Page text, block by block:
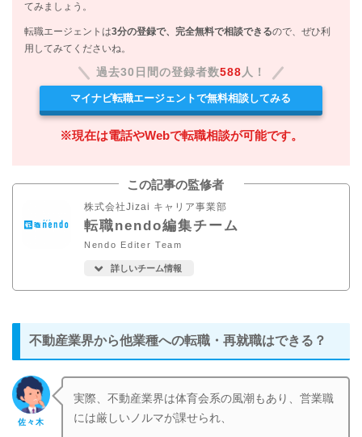
てみましょう。
転職エージェントは3分の登録で、完全無料で相談できるので、ぜひ利
用してみてくださいね。
過去30日間の登録者数588 人！
マイナビ転職エージェントで無料相談してみる
※現在は電話やWebで転職相談が可能です。
この記事の監修者
株式会社Jizai キャリア事業部
転職nendo編集チーム
Nendo Editer Team
詳しいチーム情報
不動産業界から他業種への転職・再就職はできる？
佐々木
実際、不動産業界は体育会系の風潮もあり、営業職
には厳しいノルマが課せられ、